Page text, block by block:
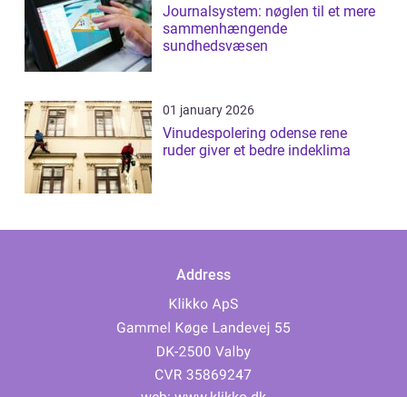
Journalsystem: nøglen til et mere
sammenhængende
sundhedsvæsen
01 january 2026
Vinudespolering odense rene
ruder giver et bedre indeklima
Address